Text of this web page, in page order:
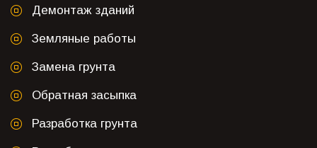
Демонтаж зданий
Земляные работы
Замена грунта
Обратная засыпка
Разработка грунта